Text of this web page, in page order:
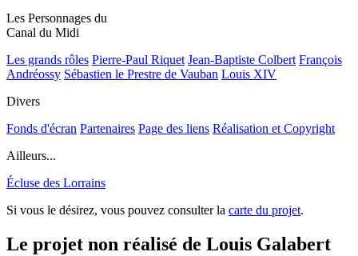
Les Personnages du
Canal du Midi
Les grands rôles Pierre-Paul Riquet Jean-Baptiste Colbert François
Andréossy Sébastien le Prestre de Vauban Louis XIV
Divers
Fonds d'écran Partenaires Page des liens Réalisation et Copyright
Ailleurs...
Écluse des Lorrains
Si vous le désirez, vous pouvez consulter la carte du projet.
Le projet non réalisé de Louis Galabert